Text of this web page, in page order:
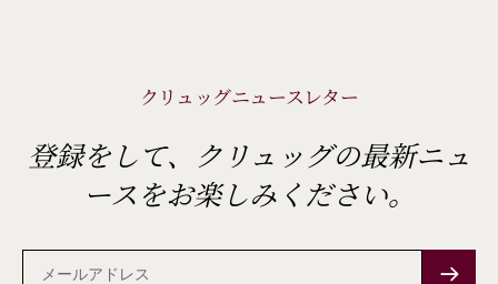
クリュッグニュースレター
登録をして、クリュッグの最新ニュ
ースをお楽しみください。
メ